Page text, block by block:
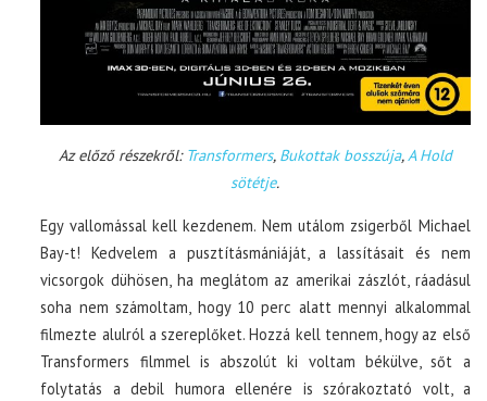
Az előző részekről: Transformers, Bukottak bosszúja,A Hold
sötétje.
Egy vallomással kell kezdenem. Nem utálom zsigerből Michael
Bay-t! Kedvelem a pusztításmániáját, a lassításait és nem
vicsorgok dühösen, ha meglátom az amerikai zászlót, ráadásul
soha nem számoltam, hogy 10 perc alatt mennyi alkalommal
filmezte alulról a szereplőket. Hozzá kell tennem, hogy az első
Transformers filmmel is abszolút ki voltam békülve, sőt a
folytatás a debil humora ellenére is szórakoztató volt, a